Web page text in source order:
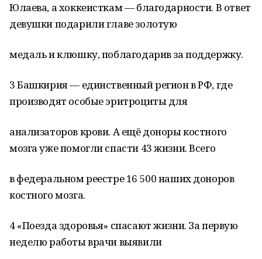
Юлаева, а хоккеисткам — благодарности. В ответ
девушки подарили главе золотую
медаль и клюшку, поблагодарив за поддержку.
3 Башкирия — единственный регион в РФ, где
производят особые эритроциты для
анализаторов крови. А ещё доноры костного
мозга уже помогли спасти 43 жизни. Всего
в федеральном реестре 16 500 наших доноров
костного мозга.
4 «Поезда здоровья» спасают жизни. За первую
неделю работы врачи выявили